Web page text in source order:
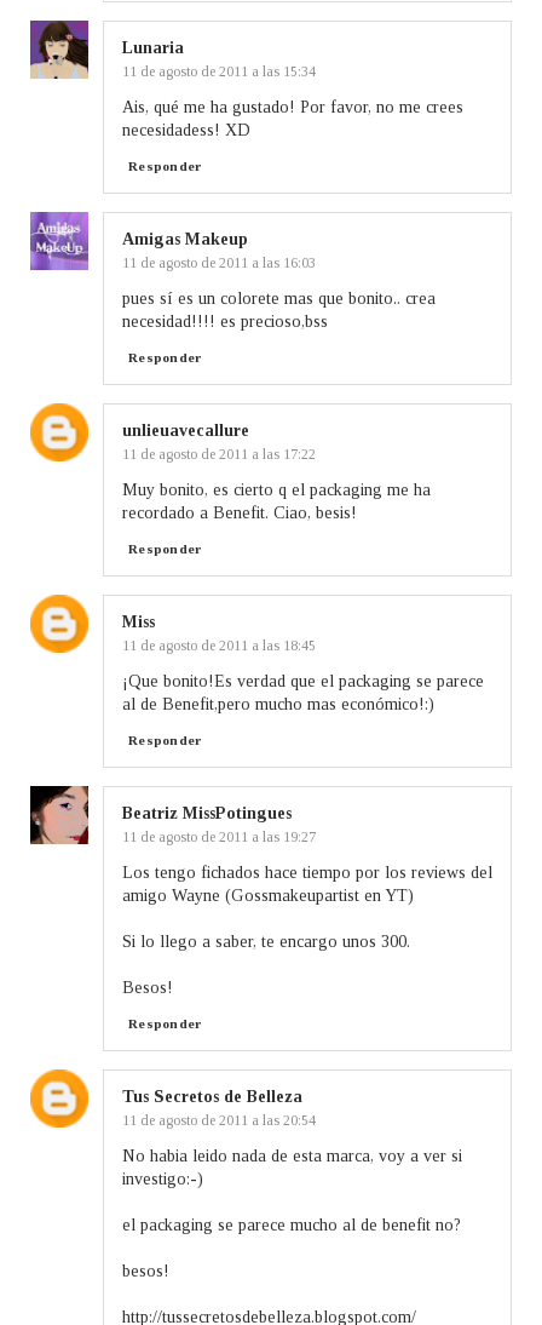
Lunaria
11 de agosto de 2011 a las 15:34
Ais, qué me ha gustado! Por favor, no me crees
necesidadess! XD
Responder
Amigas Makeup
11 de agosto de 2011 a las 16:03
pues sí es un colorete mas que bonito.. crea
necesidad!!!! es precioso,bss
Responder
unlieuavecallure
11 de agosto de 2011 a las 17:22
Muy bonito, es cierto q el packaging me ha
recordado a Benefit. Ciao, besis!
Responder
Miss
11 de agosto de 2011 a las 18:45
¡Que bonito!Es verdad que el packaging se parece
al de Benefit,pero mucho mas económico!:)
Responder
Beatriz MissPotingues
11 de agosto de 2011 a las 19:27
Los tengo fichados hace tiempo por los reviews del
amigo Wayne (Gossmakeupartist en YT)
Si lo llego a saber, te encargo unos 300.
Besos!
Responder
Tus Secretos de Belleza
11 de agosto de 2011 a las 20:54
No habia leido nada de esta marca, voy a ver si
investigo:-)
el packaging se parece mucho al de benefit no?
besos!
http://tussecretosdebelleza.blogspot.com/